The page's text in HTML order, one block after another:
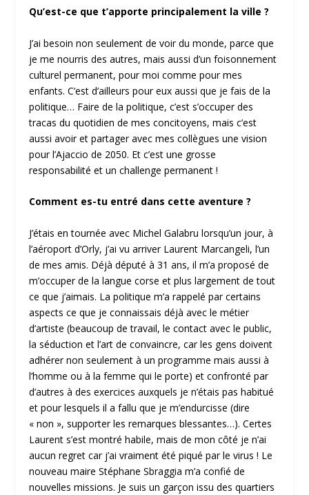
Qu’est-ce que t’apporte principalement la ville ?
J’ai besoin non seulement de voir du monde, parce que
je me nourris des autres, mais aussi d’un foisonnement
culturel permanent, pour moi comme pour mes
enfants. C’est d’ailleurs pour eux aussi que je fais de la
politique… Faire de la politique, c’est s’occuper des
tracas du quotidien de mes concitoyens, mais c’est
aussi avoir et partager avec mes collègues une vision
pour l’Ajaccio de 2050. Et c’est une grosse
responsabilité et un challenge permanent !
Comment es-tu entré dans cette aventure ?
J’étais en tournée avec Michel Galabru lorsqu’un jour, à
l’aéroport d’Orly, j’ai vu arriver Laurent Marcangeli, l’un
de mes amis. Déjà député à 31 ans, il m’a proposé de
m’occuper de la langue corse et plus largement de tout
ce que j’aimais. La politique m’a rappelé par certains
aspects ce que je connaissais déjà avec le métier
d’artiste (beaucoup de travail, le contact avec le public,
la séduction et l’art de convaincre, car les gens doivent
adhérer non seulement à un programme mais aussi à
l’homme ou à la femme qui le porte) et confronté par
d’autres à des exercices auxquels je n’étais pas habitué
et pour lesquels il a fallu que je m’endurcisse (dire
« non », supporter les remarques blessantes…). Certes
Laurent s’est montré habile, mais de mon côté je n’ai
aucun regret car j’ai vraiment été piqué par le virus ! Le
nouveau maire Stéphane Sbraggia m’a confié de
nouvelles missions. Je suis un garçon issu des quartiers